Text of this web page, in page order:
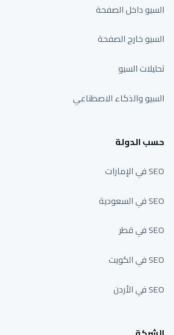
السيو داخل الصفحة
السيو خارج الصفحة
تحليلات السيو
السيو والذكاء الاصطناعي
حسب الدولة
SEO في الإمارات
SEO في السعودية
SEO في قطر
SEO في الكويت
SEO في الأردن